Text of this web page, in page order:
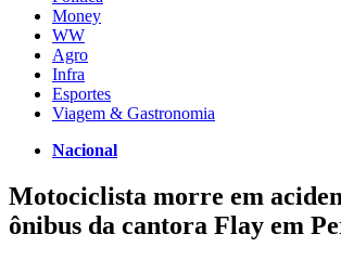
Money
WW
Agro
Infra
Esportes
Viagem & Gastronomia
Nacional
Motociclista morre em
ônibus da cantora Flay em